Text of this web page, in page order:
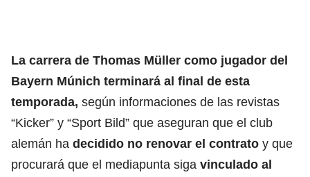
La carrera de Thomas Müller como jugador del
Bayern Múnich terminará al final de esta
temporada, según informaciones de las revistas
“Kicker” y “Sport Bild” que aseguran que el club
alemán ha decidido no renovar el contrato y que
procurará que el mediapunta siga vinculado al